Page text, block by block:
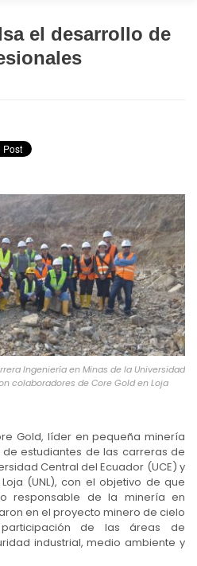
el desarrollo de
Ingeniería en Minas de la Universidad
colaboradores de Core Gold en Loja
Gold, líder en pequeña minería
estudiantes de las carreras de
Central del Ecuador (UCE) y
(UNL), con el objetivo de que
responsable de la minería en
en el proyecto minero de cielo
de las áreas de
industrial, medio ambiente y